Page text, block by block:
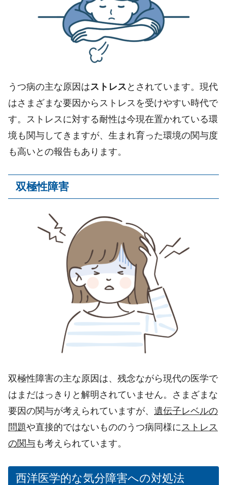
うつ病の主な原因はストレス とされています。現代
はさまざまな要因からストレスを受けやすい時代で
す。ストレスに対する耐性は今現在置かれている環
境も関与してきますが、生まれ育った環境の関与度
も高いとの報告もあります。
双極性障害
双極性障害の主な原因は、残念ながら現代の医学で
はまだはっきりと解明されていません。さまざまな
要因の関与が考えられていますが、 遺伝子レベルの
問題や直接的ではないもののうつ病同様にストレス
の関与も考えられています。
西洋医学的な気分障害への対処法